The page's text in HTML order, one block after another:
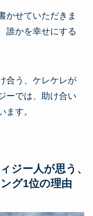
かせていただきま
誰かを幸せにする
合う、ケレケレが
ーでは、助け合い
ます。
ジー人が思う、
グ1位の理由